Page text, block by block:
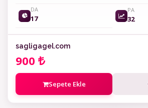
DA
17
PA
32
sagligagel.com
900
Sepete Ekle